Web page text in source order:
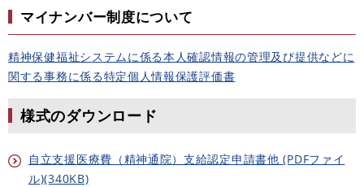
マイナンバー制度について
精神保健福祉システムに係る本人確認情報の管理及び提供などに
関する事務に係る特定個人情報保護評価書
様式のダウンロード
自立支援医療費（精神通院）支給認定申請書他 (PDFファイ
ル)(340KB)